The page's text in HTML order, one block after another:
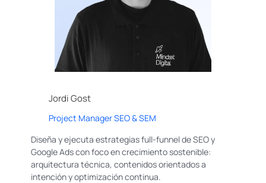
Jordi Gost
Project Manager SEO & SEM
Diseña y ejecuta estrategias full-funnel de SEO y
Google Ads con foco en crecimiento sostenible:
arquitectura técnica, contenidos orientados a
intención y optimización continua.